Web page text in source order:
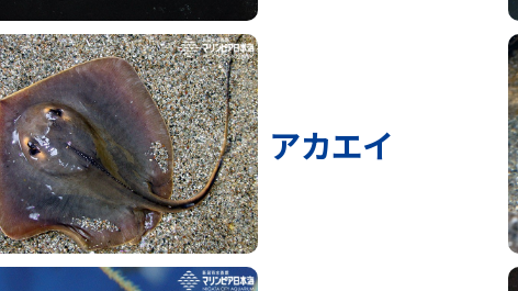
アカエイ